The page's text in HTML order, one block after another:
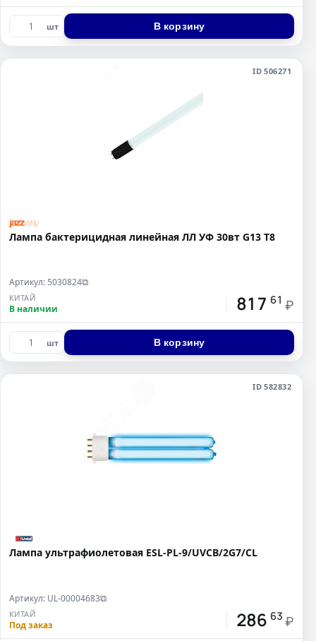
шт В корзину
ID 506271
Лампа бактерицидная линейная ЛЛ УФ 30вт G13 Т8
Артикул: 5030824⧉
КИТАЙ
В наличии 817 61 ₽
шт В корзину
ID 582832
Лампа ультрафиолетовая ESL-PL-9/UVCB/2G7/CL
Артикул: UL-00004683⧉
КИТАЙ
Под заказ 286 63 ₽